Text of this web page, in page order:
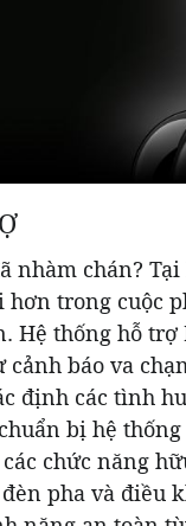
nhàm chán?
hơn trong cuộc
Hệ thống hỗ trợ
báo va
định các tình
bị hệ
chức năng
pha và điều